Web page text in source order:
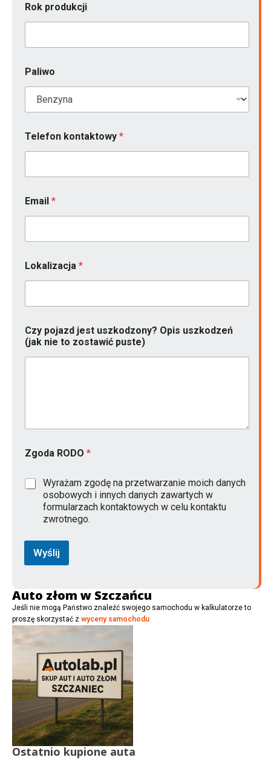
i
e
a
k
a
T
l
f
Rok produkcji
Paliwo
Telefon kontaktowy *
Email *
Lokalizacja *
Czy pojazd jest uszkodzony? Opis uszkodzeń
(jak nie to zostawić puste)
Zgoda RODO *
Wyrażam zgodę na przetwarzanie moich danych
osobowych i innych danych zawartych w
formularzach kontaktowych w celu kontaktu
zwrotnego.
Wyślij
Auto złom w Szczańcu
Jeśli nie mogą Państwo znaleźć swojego samochodu w kalkulatorze to
proszę skorzystać z wyceny samochodu
Ostatnio kupione auta